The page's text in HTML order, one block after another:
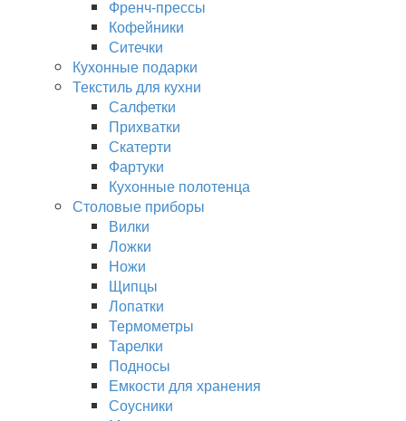
Френч-прессы
Кофейники
Ситечки
Кухонные подарки
Текстиль для кухни
Салфетки
Прихватки
Скатерти
Фартуки
Кухонные полотенца
Столовые приборы
Вилки
Ложки
Ножи
Щипцы
Лопатки
Термометры
Тарелки
Подносы
Емкости для хранения
Соусники